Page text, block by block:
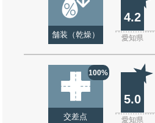
舗装（乾燥）
4.2
愛知県
100%
交差点
5.0
愛知県